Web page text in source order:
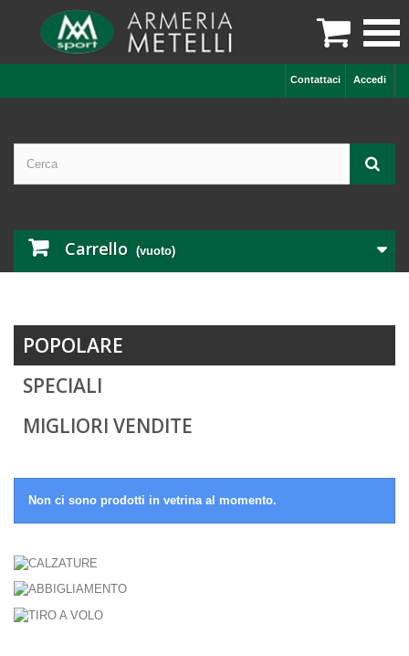

Accedi
Contattaci
Carrello (vuoto)
POPOLARE
SPECIALI
MIGLIORI VENDITE
Non ci sono prodotti in vetrina al momento.